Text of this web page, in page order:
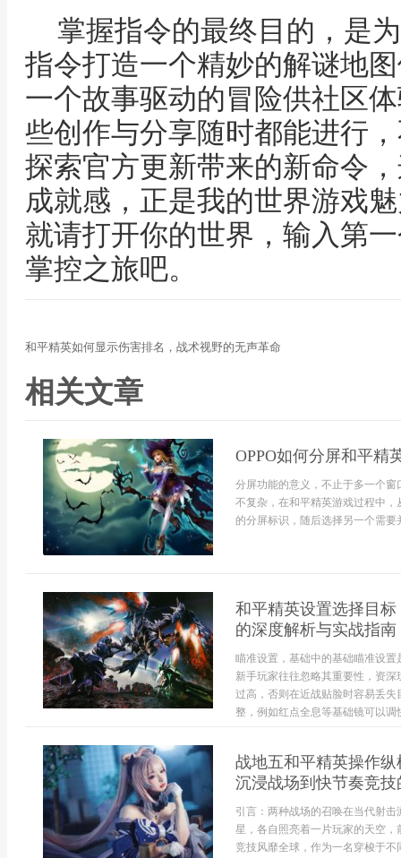
掌握指令的最终目的，是
指令打造一个精妙的解谜地
一个故事驱动的冒险供社区
些创作与分享随时都能进行
探索官方更新带来的新命令
成就感，正是我的世界游戏
就请打开你的世界，输入第
掌控之旅吧。
和平精英如何显示伤害排名，战术视野的无声革命
相关文章
OPPO如何分屏和平精
分屏功能的意义，不止于多一个
不复杂，在和平精英游戏过程中
的分屏标识，随后选择另一个需
和平精英设置选择目
的深度解析与实战指南
瞄准设置，基础中的基础瞄准设
新手玩家往往忽略其重要性，资
过高，否则在近战贴脸时容易丢
整，例如红点全息等基础镜可以
战地五和平精英操作
沉浸战场到快节奏竞
引言：两种战场的召唤在当代射
星，各自照亮着一片玩家的天空
竞技风靡全球，作为一名穿梭于